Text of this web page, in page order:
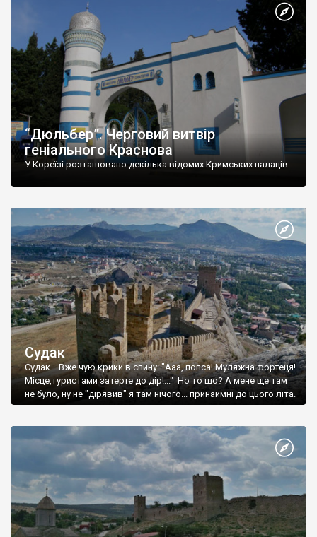
“Дюльбер”. Черговий витвір
геніального Краснова
У Кореїзі розташовано декілька відомих Кримських палаців.
Судак
Судак... Вже чую крики в спину: "Ааа, попса! Муляжна фортеця!
Місце,туристами затерте до дір!..." Но то шо? А мене ще там
не було, ну не "дірявив" я там нічого... принаймні до цього літа.